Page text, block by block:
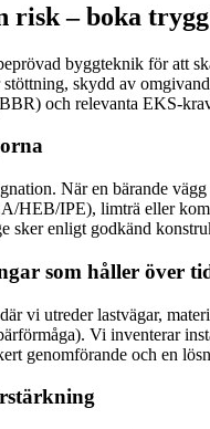
risk – boka
byggteknik för att
skydd av
och relevanta EKS-
När en bärande
HEB/IPE), limträ eller
sker enligt godkänd
som håller över
vi utreder lastvägar,
Vi inventerar
genomförande och en